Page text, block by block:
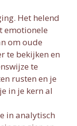
Het helend
emotionele
om oude
te bekijken en
te
rusten en je
in je kern al
in analytisch